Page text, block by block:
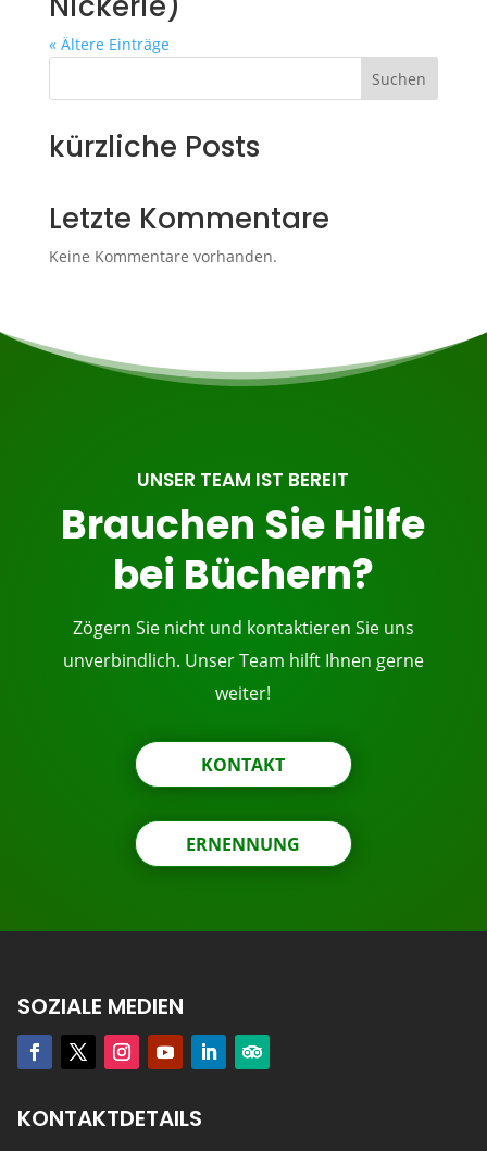
« Ältere Einträge
Suchen
kürzliche Posts
Letzte Kommentare
Keine Kommentare vorhanden.
UNSER TEAM IST BEREIT
Brauchen Sie Hilfe
bei Büchern?
Zögern Sie nicht und kontaktieren Sie uns
unverbindlich. Unser Team hilft Ihnen gerne
weiter!
KONTAKT
ERNENNUNG
SOZIALE MEDIEN
KONTAKTDETAILS